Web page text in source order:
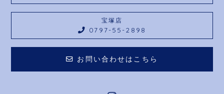
宝塚店
0797-55-2898
お問い合わせはこちら